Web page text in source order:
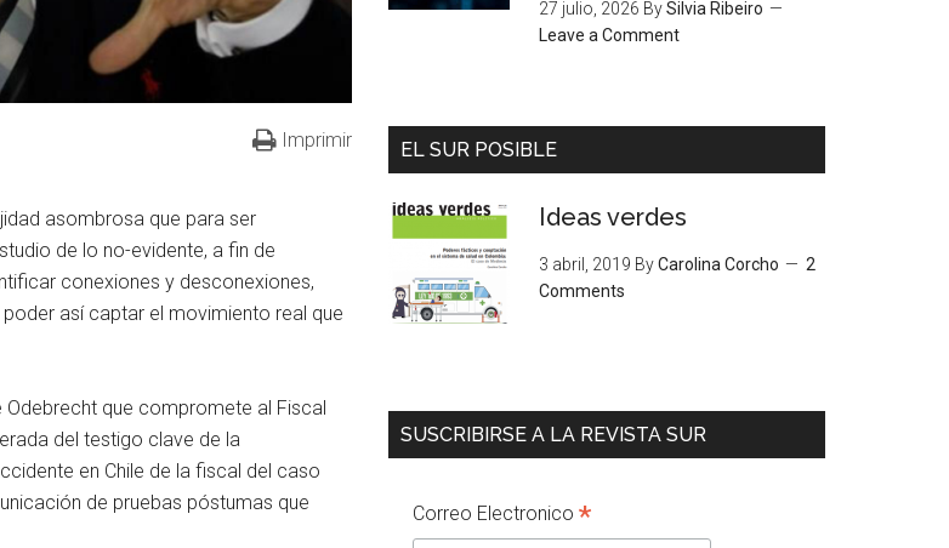
Imprimir
asombrosa que para ser
de lo no-evidente, a fin de
conexiones y desconexiones,
así captar el movimiento real que
que compromete al Fiscal
del testigo clave de la
en Chile de la fiscal del caso
de pruebas póstumas que
27 julio, 2026 BySilvia Ribeiro
Leave a Comment
EL SUR POSIBLE
Ideas verdes
3 abril, 2019 ByCarolina Corcho
2
Comments
SUSCRIBIRSE A LA REVISTA SUR
Correo Electronico *